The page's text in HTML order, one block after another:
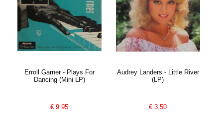
Erroll Garner - Plays For
Dancing (Mini LP)
€9.95
Audrey Landers - Little River
(LP)
€3.50